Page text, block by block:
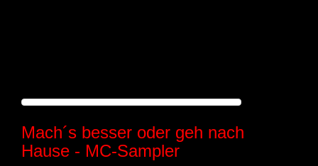
Mach´s besser oder geh nach
Hause - MC-Sampler